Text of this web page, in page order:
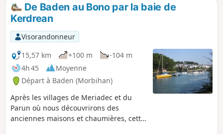
De Baden au Bono par la baie de
Kerdrean
Visorandonneur
15,57 km
+100 m
-104 m
4h 45
Moyenne
Départ à Baden (Morbihan)
Après les villages de Meriadec et du
Parun où nous découvrirons des
anciennes maisons et chaumières, cette